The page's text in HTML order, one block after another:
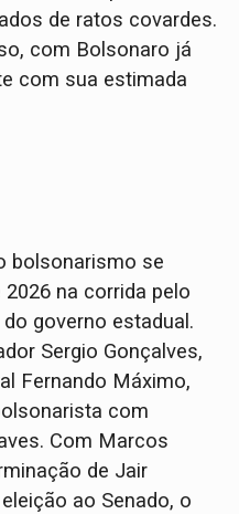
de ratos covardes.
com Bolsonaro já
com sua estimada
bolsonarismo se
na corrida pelo
governo estadual.
Sergio Gonçalves,
Fernando Máximo,
com
Com Marcos
de Jair
ao Senado, o